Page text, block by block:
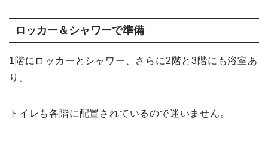
ロッカー＆シャワーで準備
1階にロッカーとシャワー、さらに2階と3階にも浴室あ
り。
トイレも各階に配置されているので迷いません。